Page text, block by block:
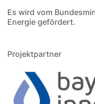
Es wird vom
Energie gefördert.
Projektpartner